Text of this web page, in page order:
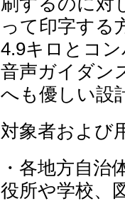
って印字する
4.9キロとコ
音声ガイダン
へも優しい設
対象者および
・各地方自治
役所や学校、